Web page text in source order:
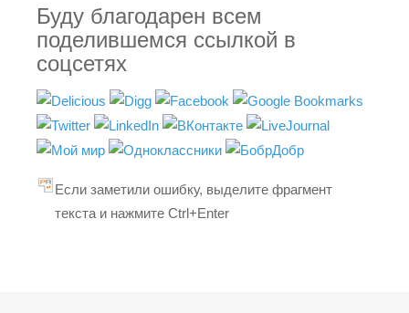
Буду благодарен всем
поделившемся ссылкой в
соцсетях
Если заметили ошибку, выделите фрагмент
текста и нажмите Ctrl+Enter